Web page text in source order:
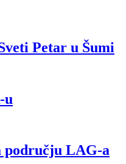
Petar u Šumi
u
području LAG-a